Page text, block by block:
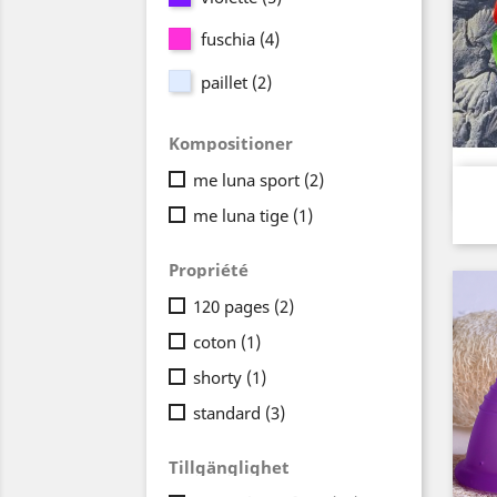
fuschia (4)
paillet (2)
Kompositioner
me luna sport (2)
me luna tige (1)
Propriété
120 pages (2)
coton (1)
shorty (1)
standard (3)
Tillgänglighet